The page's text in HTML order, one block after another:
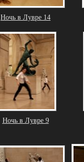
Ночь в Лувре 14
Ночь в Лувре 9